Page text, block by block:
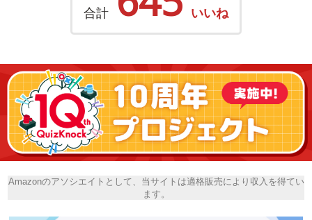
合計 いいね
Amazonのアソシエイトとして、当サイトは適格販売により収入を得てい
ます。